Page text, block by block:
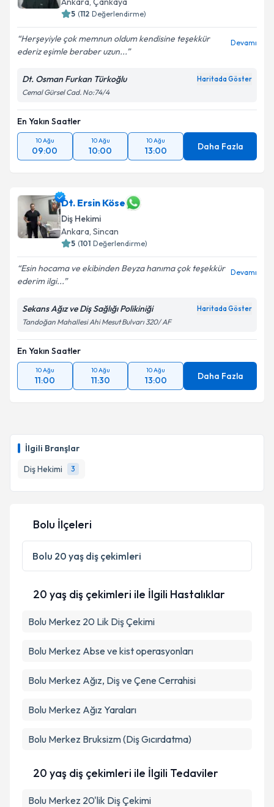
İlgili Branşlar
Diş Hekimi
3
5 (112 Değerlendirme)
Herşeyiyle çok memnun oldum kendisine teşekkür
ederiz eşimle beraber uzun...
Devamı
Dt. Osman Furkan Türkoğlu Haritada Göster
Cemal Gürsel Cad. No:74/4
En Yakın Saatler
10 Ağu
09:00
10 Ağu
10:00
10 Ağu
13:00 Daha Fazla
Dt. Ersin Köse
Diş Hekimi
Ankara, Sincan
5 (101 Değerlendirme)
Esin hocama ve ekibinden Beyza hanıma çok teşekkür
ederim ilgi...
Devamı
Sekans Ağız ve Diş Sağlığı Polikiniği Haritada Göster
Tandoğan Mahallesi Ahi Mesut Bulvarı 320/ AF
En Yakın Saatler
10 Ağu
11:00
10 Ağu
11:30
10 Ağu
13:00 Daha Fazla
Bolu İlçeleri
Bolu 20 yaş diş çekimleri
20 yaş diş çekimleri ile İlgili Hastalıklar
Bolu Merkez 20 Lik Diş Çekimi
Bolu Merkez Abse ve kist operasyonları
Bolu Merkez Ağız, Diş ve Çene Cerrahisi
Bolu Merkez Ağız Yaraları
Bolu Merkez Bruksizm (Diş Gıcırdatma)
20 yaş diş çekimleri ile İlgili Tedaviler
Bolu Merkez 20'lik Diş Çekimi